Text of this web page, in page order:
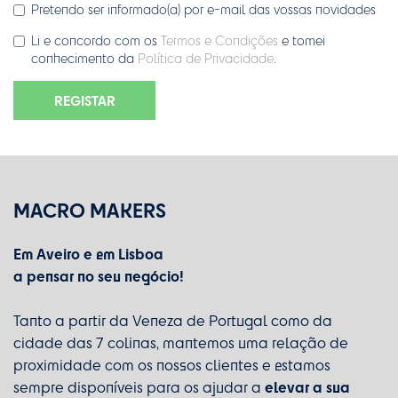
Pretendo ser informado(a) por e-mail das vossas novidades
Li e concordo com os Termos e Condições e tomei
conhecimento da Política de Privacidade.
REGISTAR
MACRO MAKERS
Em Aveiro e em Lisboa
a pensar no seu negócio!
Tanto a partir da Veneza de Portugal como da
cidade das 7 colinas, mantemos uma relação de
proximidade com os nossos clientes e estamos
sempre disponíveis para os ajudar a elevar a sua